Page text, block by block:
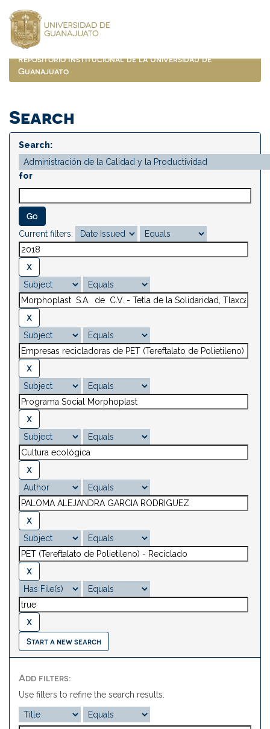
navigation
Repositorio Institucional de la Universidad de
Guanajuato
Search
Search:
for
Current filters:
Start a new search
Add filters:
Use filters to refine the search results.